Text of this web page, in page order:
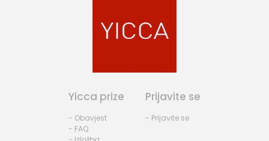
Yicca prize
- Obavjest
- FAQ
Prijavite se
- Prijavite se